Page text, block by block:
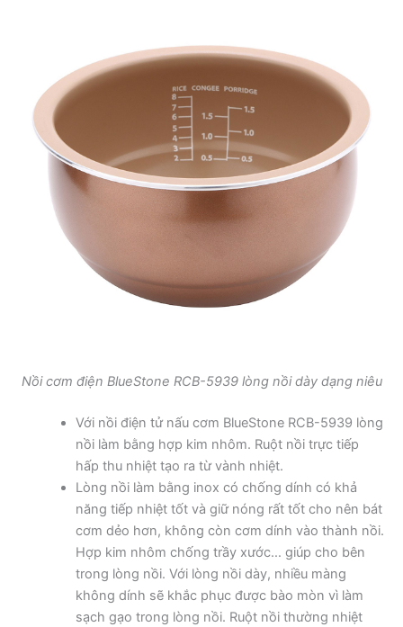
Nồi cơm điện BlueStone RCB-5939 lòng nồi dày dạng niêu
Với nồi điện tử nấu cơm BlueStone RCB-5939 lòng
nồi làm bằng hợp kim nhôm. Ruột nồi trực tiếp
hấp thu nhiệt tạo ra từ vành nhiệt.
Lòng nồi làm bằng inox có chống dính có khả
năng tiếp nhiệt tốt và giữ nóng rất tốt cho nên bát
cơm dẻo hơn, không còn cơm dính vào thành nồi.
Hợp kim nhôm chống trầy xước… giúp cho bên
trong lòng nồi. Với lòng nồi dày, nhiều màng
không dính sẽ khắc phục được bào mòn vì làm
sạch gạo trong lòng nồi. Ruột nồi thường nhiệt